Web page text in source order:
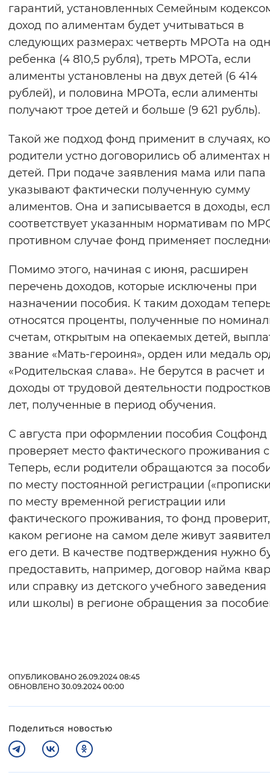
гарантий, установленных Семейным
доход по алиментам будет учитываться в
следующих размерах: четверть МРОТа на
ребенка (4 810,5 рубля), треть МРОТа, если
алименты установлены на двух детей (6 414
рублей), и половина МРОТа, если алименты
получают трое детей и больше (9 621 рубль).
Такой же подход фонд применит в случаях,
родители устно договорились об алиментах
детей. При подаче заявления мама или папа
указывают фактически полученную сумму
алиментов. Она и записывается в доходы,
соответствует указанным нормативам по
противном случае фонд применяет
Помимо этого, начиная с июня, расширен
перечень доходов, которые исключены при
назначении пособия. К таким доходам
относятся проценты, полученные по
счетам, открытым на опекаемых детей,
звание «Мать-героиня», орден или медаль
«Родительская слава». Не берутся в расчет и
доходы от трудовой деятельности
лет, полученные в период обучения.
С августа при оформлении пособия Соцфонд
проверяет место фактического проживания
Теперь, если родители обращаются за
по месту постоянной регистрации
по месту временной регистрации или
фактического проживания, то фонд
каком регионе на самом деле живут
его дети. В качестве подтверждения нужно
предоставить, например, договор найма
или справку из детского учебного заведения
или школы) в регионе обращения за
ОПУБЛИКОВАНО 26.09.2024 08:45
ОБНОВЛЕНО 30.09.2024 00:00
Поделиться новостью